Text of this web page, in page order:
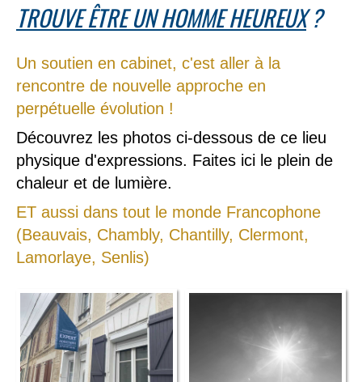
TROUVE ÊTRE UN HOMME HEUREUX?
Un soutien en cabinet, c'est aller à la
rencontre de nouvelle approche en
perpétuelle évolution !
Découvrez les photos ci-dessous de ce lieu
physique d'expressions. Faites ici le plein de
chaleur et de lumière.
ET aussi dans tout le monde Francophone
(Beauvais, Chambly, Chantilly, ​​​​Clermont,
Lamorlaye, Senlis)